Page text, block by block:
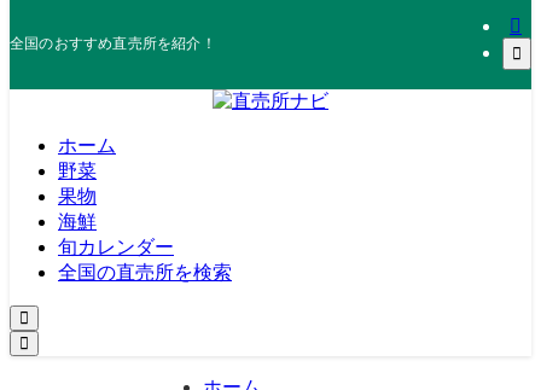
全国のおすすめ直売所を紹介！
ホーム
野菜
果物
海鮮
旬カレンダー
全国の直売所を検索